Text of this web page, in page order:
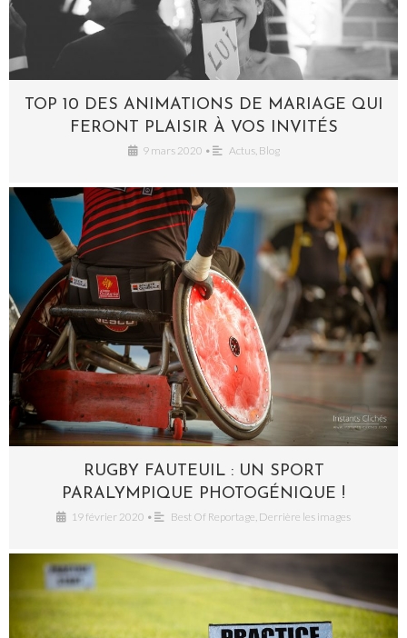
TOP 10 DES ANIMATIONS DE MARIAGE QUI
FERONT PLAISIR À VOS INVITÉS
9 mars 2020 • Actus, Blog
RUGBY FAUTEUIL : UN SPORT
PARALYMPIQUE PHOTOGÉNIQUE !
19 février 2020 • Best Of Reportage Derrière les images